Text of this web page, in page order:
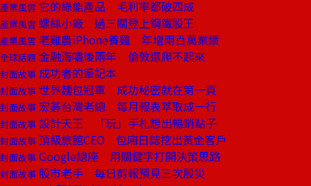
產業風雲 它的綠能產品 毛利率都破四成
產業風雲 螺絲小廠 過三關登上鋼鐵股王
產業風雲 老雞農iPhone養雞 年增兩百萬業績
全球話題 金融海嘯後兩年 倫敦還爬不起來
封面故事 成功者的筆記本
封面故事 世界麵包冠軍 成功秘密就在第一頁
封面故事 宏碁台灣老總 每月報表萃取成一行
封面故事 設計天王 「玩」手札想出暢銷點子
封面故事 頂級旅館CEO 包廂日誌挖出黃金客戶
封面故事 Google總座 用關鍵字打開決策思路
封面故事 股市老手 每日剪報預見三次股災